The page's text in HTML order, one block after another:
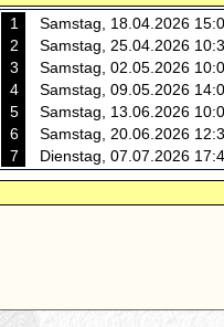
1
Samstag, 18.04.2026
2
Samstag, 25.04.2026
3
Samstag, 02.05.2026
4
Samstag, 09.05.2026
5
Samstag, 13.06.2026
6
Samstag, 20.06.2026
7
Dienstag, 07.07.2026